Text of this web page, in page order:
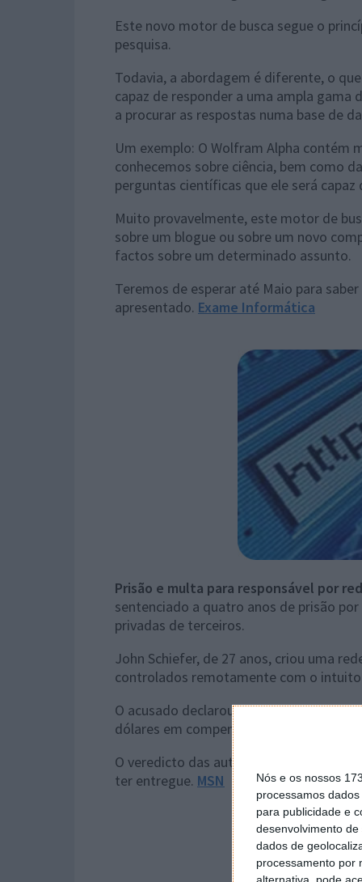
Nós e os nossos
processamos
para publicidade e
desenvolvimento de
dados de
processamento por
Este novo motor de busca segue o
pesquisa.
Todavia, a abordagem é diferente, o
capaz de responder a uma ampla gama
a procurar as respostas numa base de
Um exemplo: O Wolfram Alpha contém
conhecemos sobre ciência, bem como
perguntas científicas que ele será capaz
Muito provavelmente, este motor de
sobre um blogue ou sobre um novo
factos sobre um determinado assunto.
Teremos de esperar até Maio para
apresentado. Exame Informática
Prisão e multa para responsável por
sentenciado a quatro anos de prisão
privadas de terceiros.
John Schiefer, de 27 anos, criou uma
controlados remotamente com o
O acusado declarou-se culpado e foi
dólares em compensações à PayPal e a
O veredicto das autoridades só agora
ter entregue. MSN